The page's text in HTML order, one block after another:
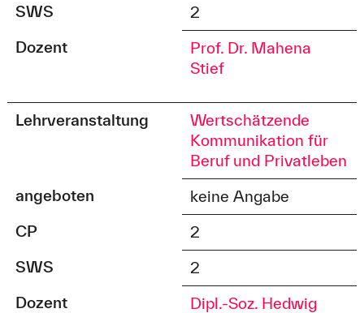
SWS
2
Dozent
Prof. Dr. Mahena
Stief
Lehrveranstaltung
Wertschätzende
Kommunikation für
Beruf und Privatleben
angeboten
keine Angabe
CP
2
SWS
2
Dozent
Dipl.-Soz. Hedwig